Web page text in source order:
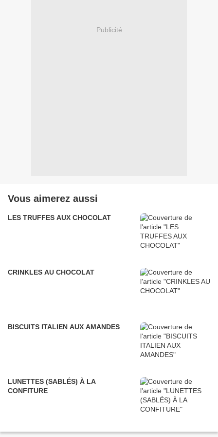
Publicité
Vous aimerez aussi
LES TRUFFES AUX CHOCOLAT
CRINKLES AU CHOCOLAT
BISCUITS ITALIEN AUX AMANDES
LUNETTES (SABLÉS) À LA
CONFITURE